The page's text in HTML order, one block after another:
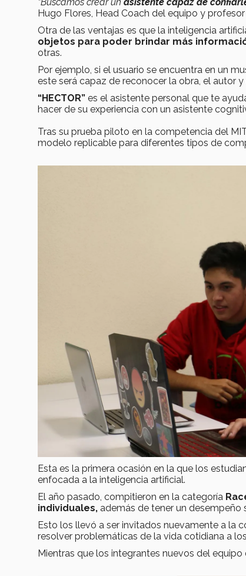
Hugo Flores, Head Coach del equipo y
Otra de las ventajas es que la inteligencia
objetos para poder brindar más
otras.
Por ejemplo, si el usuario se encuentra en un
este será capaz de reconocer la obra, el autor
“HECTOR” es el asistente personal que te
hacer de su experiencia con un asistente
Tras su prueba piloto en la competencia del
modelo replicable para diferentes tipos de
Esta es la primera ocasión en la que los
enfocada a la inteligencia artificial.
El año pasado, compitieron en la categoría
individuales, además de tener un
Esto los llevó a ser invitados nuevamente a la
resolver problemáticas de la vida cotidiana a
Mientras que los integrantes nuevos del